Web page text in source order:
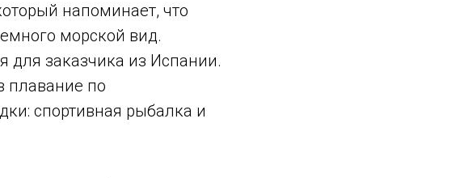
напоминает, что
морской вид.
для заказчика из Испании.
плавание по
спортивная рыбалка и